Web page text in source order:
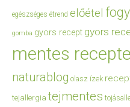
egészséges étrend előétel
gomba gyors recept gyors
mentes
naturablog olasz ízek
tejallergia tejmentes